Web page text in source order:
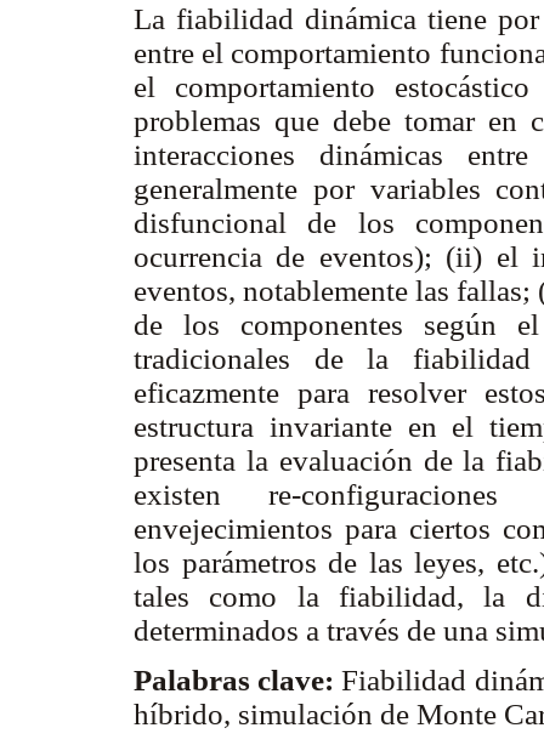
La fiabilidad dinámica tiene
entre el comportamiento
el comportamiento
problemas que debe tomar
interacciones dinámicas
generalmente por variables
disfuncional de los
ocurrencia de eventos); (ii) el
eventos, notablemente las
de los componentes según
tradicionales de la
eficazmente para resolver
estructura invariante en el
presenta la evaluación de la
existen re-
envejecimientos para ciertos
los parámetros de las leyes,
tales como la fiabilidad, la
determinados a través de una
Palabras clave:Fiabilidad
híbrido, simulación de Monte